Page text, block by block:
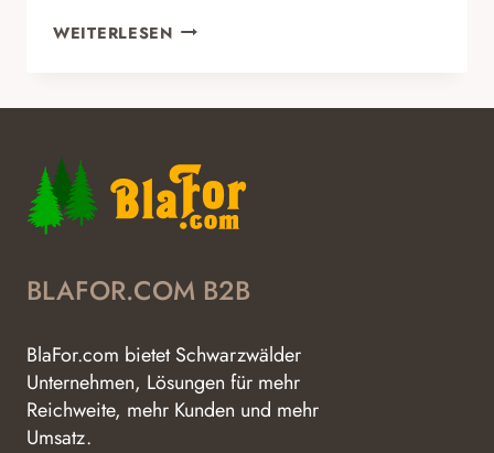
WEITERLESENWARUM
REGIONALER
ERZEUGNISSE
LOHNT
BLAFOR.COM B2B
BlaFor.com bietet Schwarzwälder
Unternehmen, Lösungen für mehr
Reichweite, mehr Kunden und mehr
Umsatz.